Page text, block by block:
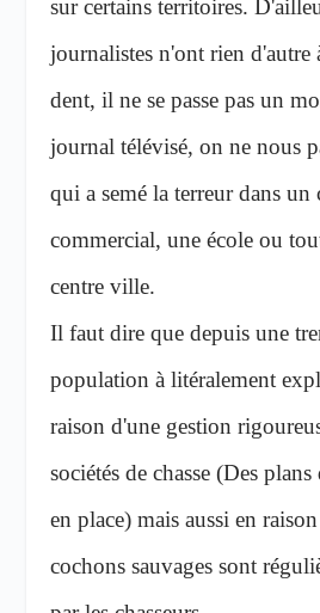
sur certains territoires.
journalistes n'ont rien d'autre
dent, il ne se passe pas un
journal télévisé, on ne nous
qui a semé la terreur dans un
commercial, une école ou
centre ville.
Il faut dire que depuis une
population à litéralement
raison d'une gestion
sociétés de chasse (Des
en place) mais aussi en
cochons sauvages sont